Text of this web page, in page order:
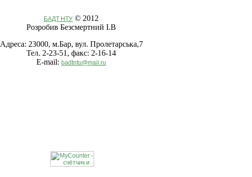
БАДТ НТУ © 2012
Розробив Безсмертний І.В
Адреса: 23000, м.Бар, вул. Пролетарська,7
Тел. 2-23-51, факс: 2-16-14
E-mail: badtntu@mail.ru